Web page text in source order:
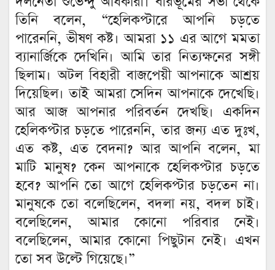
তিনি বলেন, “হেলিকপ্টারে আপনি চড়তে
পারেননি, ভীষণ কষ্ট। আমরা ১১ এর আগে মমতা
ব্যানার্জিকে দেখিনি। আমি তার নিত্যক্ষনের সঙ্গী
ছিলাম। অটল বিহারী বাজপেয়ী আপনাকে আশ্রয়
দিয়েছিল। তাই আমরা সেদিন আপনাকে দেখেছি।
আর আজ আপনার পরিবর্তন দেখছি। একদিন
হেলিকপ্টার চড়তে পারেননি, তার জন্য এত দুঃখ,
এত কষ্ট, এত বেদনা? আর আপনি বলেন, মা
মাটি মানুষ? কেন আপনাকে হেলিকপ্টার চড়তে
হবে? আপনি তো আগে হেলিকপ্টার চড়তেন না।
মানুষকে তো বলেছিলেন, বদলা নয়, বদল চাই।
বলেছিলেন, আমার কোনো পরিবার নেই।
বলেছিলেন, আমার কোনো পিছুটান নেই। এখন
তো সব উল্টে গিয়েছে।”